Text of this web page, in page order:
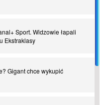
ciao?Sport. Widzowie łapali
Ekstraklasy
Gigant chce wykupić